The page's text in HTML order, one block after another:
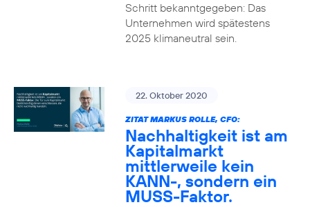
Schritt bekanntgegeben: Das
Unternehmen wird spätestens
2025 klimaneutral sein.
22. Oktober 2020
ZITAT MARKUS ROLLE, CFO:
Nachhaltigkeit ist am
Kapitalmarkt
mittlerweile kein
KANN-, sondern ein
MUSS-Faktor.